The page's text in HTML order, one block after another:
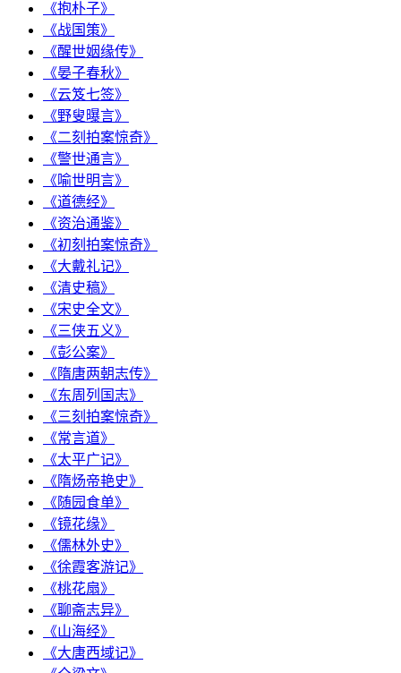
《抱朴子》
《战国策》
《醒世姻缘传》
《晏子春秋》
《云笈七签》
《野叟曝言》
《二刻拍案惊奇》
《警世通言》
《喻世明言》
《道德经》
《资治通鉴》
《初刻拍案惊奇》
《大戴礼记》
《清史稿》
《宋史全文》
《三侠五义》
《彭公案》
《隋唐两朝志传》
《东周列国志》
《三刻拍案惊奇》
《常言道》
《太平广记》
《隋炀帝艳史》
《随园食单》
《镜花缘》
《儒林外史》
《徐霞客游记》
《桃花扇》
《聊斋志异》
《山海经》
《大唐西域记》